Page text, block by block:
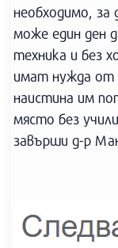
необходимо, за
може един ден
техника и без
имат нужда от
наистина им
място без
завърши д-р